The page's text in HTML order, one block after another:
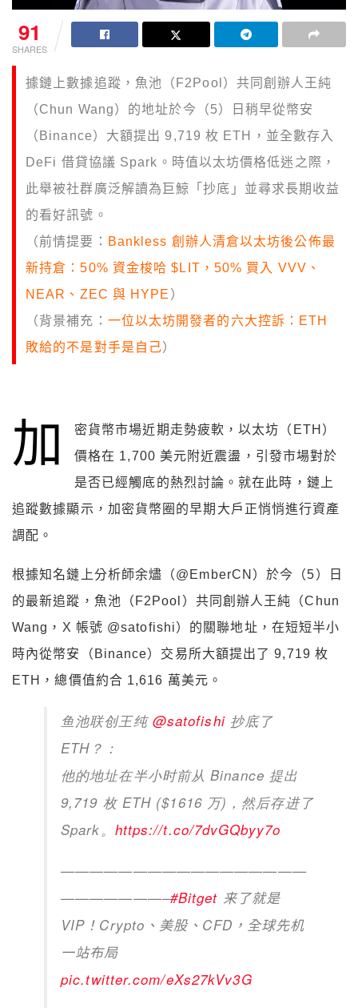
91
SHARES
據鏈上數據追蹤，魚池（F2Pool）共同創辦人王純
（Chun Wang）的地址於今（5）日稍早從幣安
（Binance）大額提出 9,719 枚 ETH，並全數存入
DeFi 借貸協議 Spark。時值以太坊價格低迷之際，
此舉被社群廣泛解讀為巨鯨「抄底」並尋求長期收益
的看好訊號。
（前情提要： Bankless 創辦人清倉以太坊後公佈最
新持倉：50% 資金梭哈 $LIT，50% 買入 VVV、
NEAR、ZEC 與 HYPE ）
（背景補充： 一位以太坊開發者的六大控訴：ETH
敗給的不是對手是自己）
加
密貨幣市場近期走勢疲軟，以太坊（ETH）
價格在 1,700 美元附近震盪，引發市場對於
是否已經觸底的熱烈討論。就在此時，鏈上
追蹤數據顯示，加密貨幣圈的早期大戶正悄悄進行資產
調配。
根據知名鏈上分析師余燼（@EmberCN）於今（5）日
的最新追蹤，魚池（F2Pool）共同創辦人王純（Chun
Wang，X 帳號 @satofishi）的關聯地址，在短短半小
時內從幣安（Binance）交易所大額提出了 9,719 枚
ETH，總價值約合 1,616 萬美元。
鱼池联创王纯 @satofishi抄底了
ETH？：
他的地址在半小时前从 Binance 提出
9,719 枚 ETH ($1616 万)，然后存进了
Spark。 https://t.co/7dvGQbyy7o
—————————————————
———————–#Bitget 来了就是
VIP！Crypto、美股、CFD，全球先机
一站布局
pic.twitter.com/eXs27kVv3G